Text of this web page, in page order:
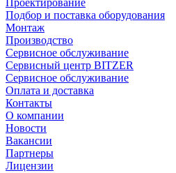
Проектирование
Подбор и поставка оборудования
Монтаж
Производство
Сервисное обслуживание
Сервисный центр BITZER
Сервисное обслуживание
Оплата и доставка
Контакты
О компании
Новости
Вакансии
Партнеры
Лицензии